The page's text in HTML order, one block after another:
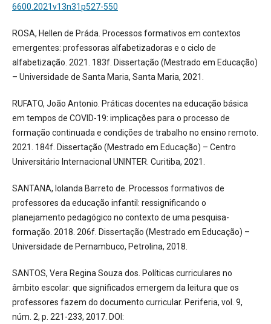
6600.2021v13n31p527-550
ROSA, Hellen de Práda. Processos formativos em contextos
emergentes: professoras alfabetizadoras e o ciclo de
alfabetização. 2021. 183f. Dissertação (Mestrado em Educação)
– Universidade de Santa Maria, Santa Maria, 2021.
RUFATO, João Antonio. Práticas docentes na educação básica
em tempos de COVID-19: implicações para o processo de
formação continuada e condições de trabalho no ensino remoto.
2021. 184f. Dissertação (Mestrado em Educação) – Centro
Universitário Internacional UNINTER. Curitiba, 2021.
SANTANA, Iolanda Barreto de. Processos formativos de
professores da educação infantil: ressignificando o
planejamento pedagógico no contexto de uma pesquisa-
formação. 2018. 206f. Dissertação (Mestrado em Educação) –
Universidade de Pernambuco, Petrolina, 2018.
SANTOS, Vera Regina Souza dos. Políticas curriculares no
âmbito escolar: que significados emergem da leitura que os
professores fazem do documento curricular. Periferia, vol. 9,
núm. 2, p. 221-233, 2017. DOI: